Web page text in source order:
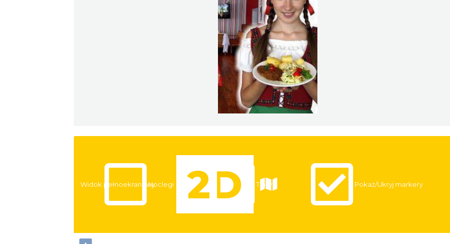
Widok pełnoekranowy:Noclegi Trasy Pokaż/Ukryj markery